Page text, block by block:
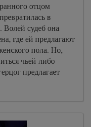
отцом
в
судеб она
где ей предлагают
пола. Но,
чьей-либо
предлагает